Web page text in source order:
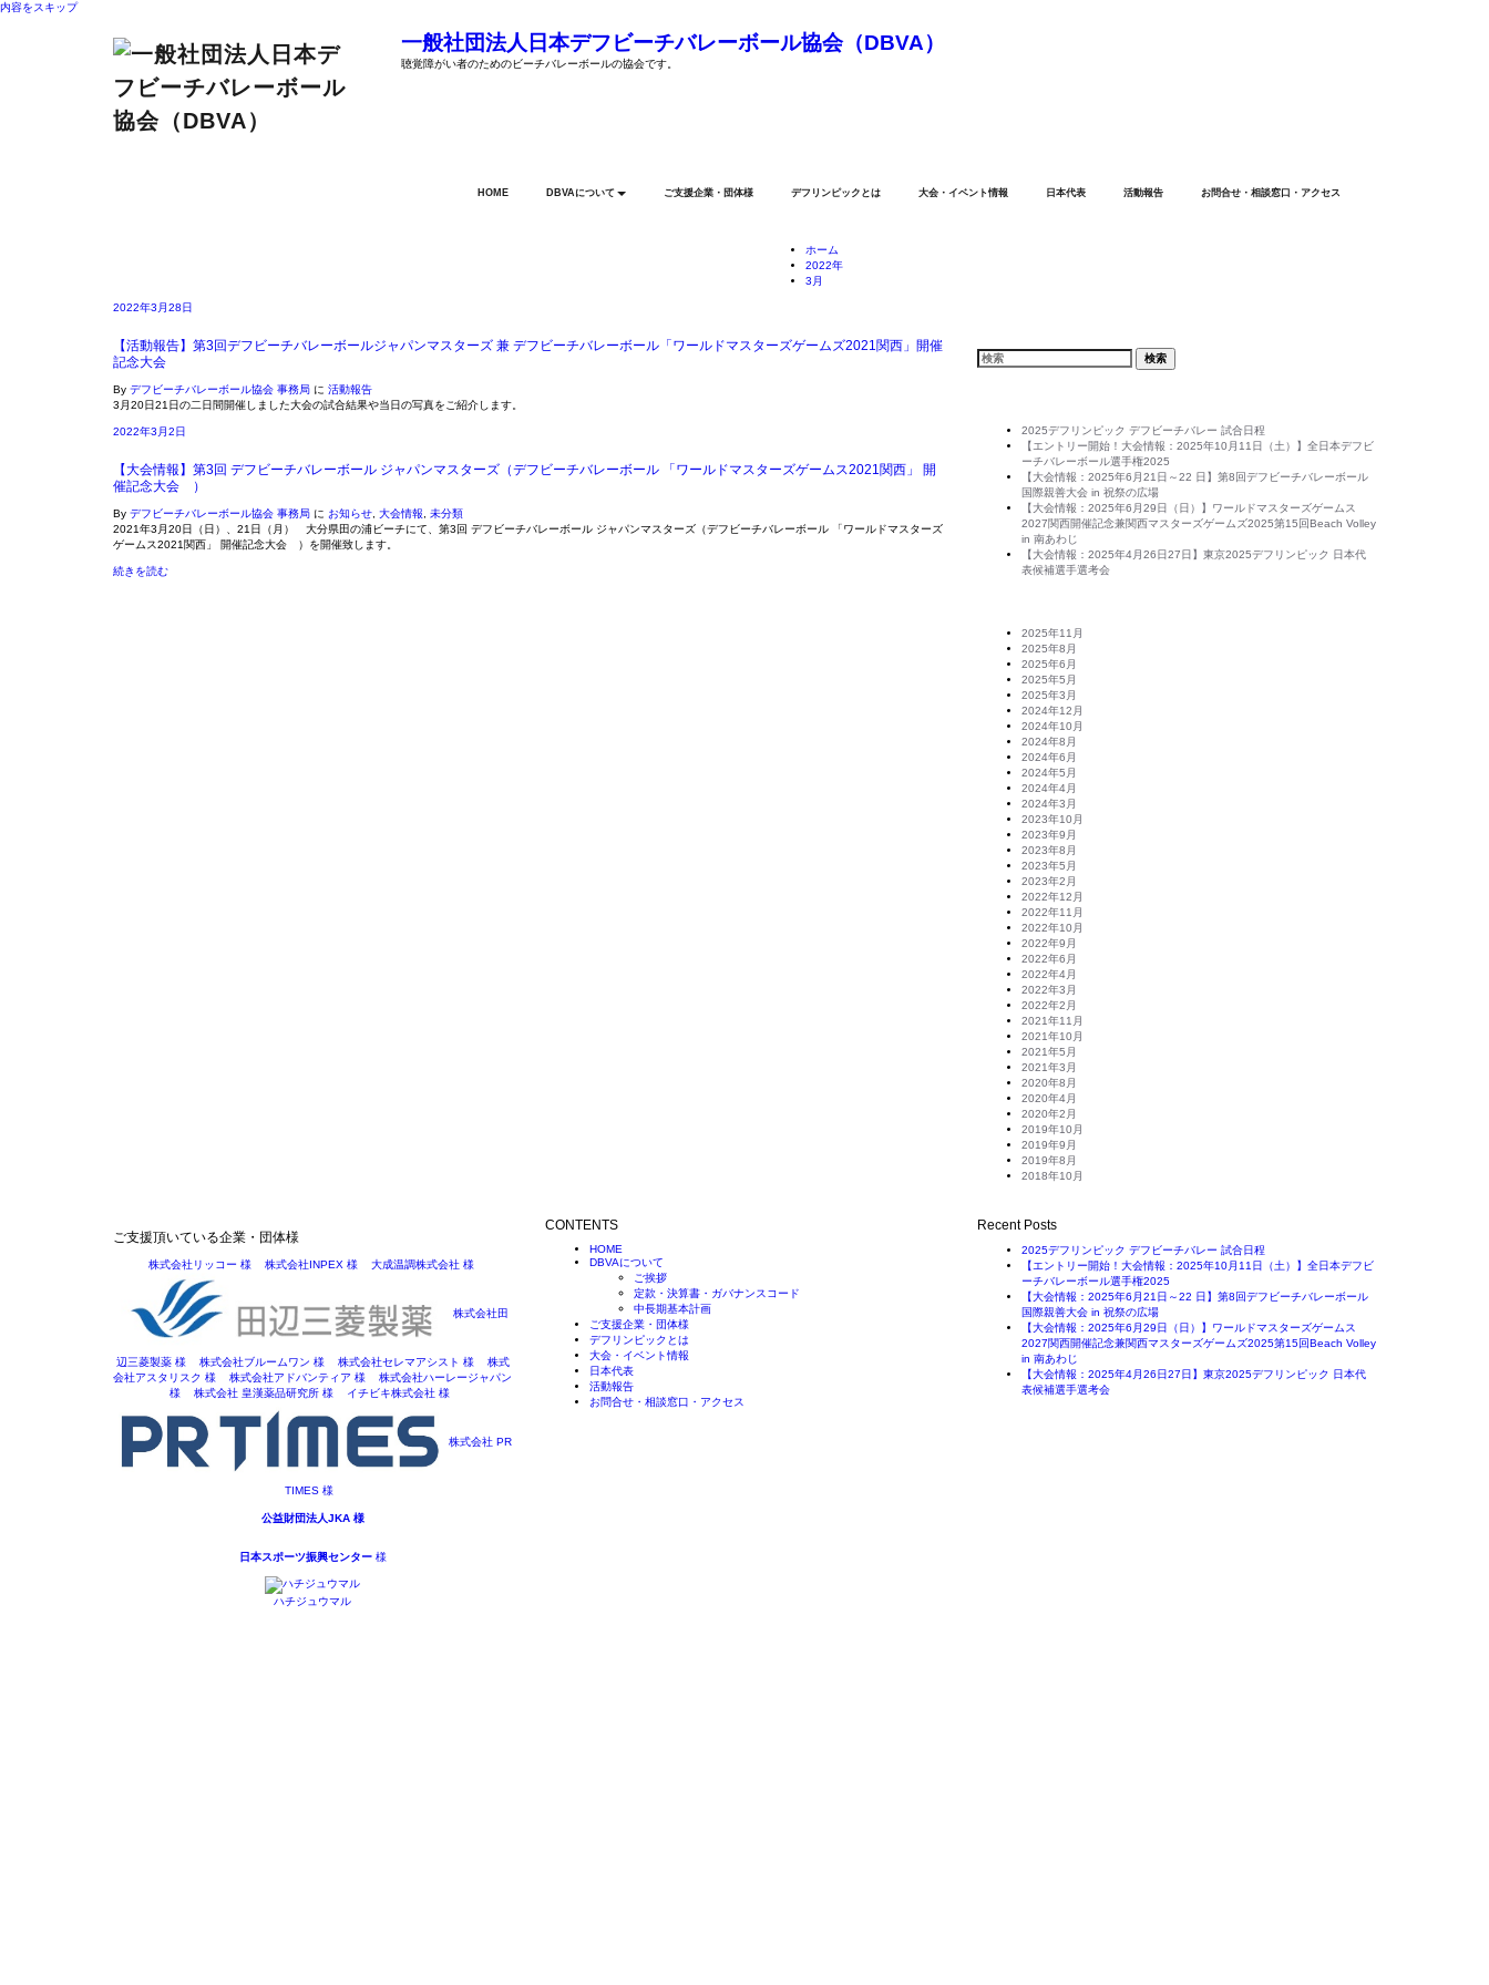
内容をスキップ
一般社団法人日本デフビーチバレーボール協会（DBVA）
聴覚障がい者のためのビーチバレーボールの協会です。
HOME DBVAについて ご支援企業・団体様 デフリンピックとは 大会・イベント情報 日本代表 活動報告 お問合せ・相談窓口・アクセス
ホーム
2022年
3月
2022年3月28日
【活動報告】第3回デフビーチバレーボールジャパンマスターズ 兼 デフビーチバレーボール「ワールドマスターズゲームズ2021関西」開催
記念大会
By デフビーチバレーボール協会 事務局 に 活動報告
3月20日21日の二日間開催しました大会の試合結果や当日の写真をご紹介します。
2022年3月2日
【大会情報】第3回 デフビーチバレーボール ジャパンマスターズ（デフビーチバレーボール 「ワールドマスターズゲームス2021関西」 開
催記念大会 ）
By デフビーチバレーボール協会 事務局 に お知らせ 大会情報
未分類
2021年3月20日（日）、21日（月） 大分県田の浦ビーチにて、第3回 デフビーチバレーボール ジャパンマスターズ（デフビーチバレーボール 「ワールドマスターズ
ゲームス2021関西」 開催記念大会 ）を開催致します。
続きを読む
2025デフリンピック デフビーチバレー 試合日程
【エントリー開始！大会情報：2025年10月11日（土）】全日本デフビ
ーチバレーボール選手権2025
【大会情報：2025年6月21日～22 日】第8回デフビーチバレーボール
国際親善大会 in 祝祭の広場
【大会情報：2025年6月29日（日）】ワールドマスターズゲームス
2027関西開催記念兼関西マスターズゲームズ2025第15回Beach Volley
in 南あわじ
【大会情報：2025年4月26日27日】東京2025デフリンピック 日本代
表候補選手選考会
2025年11月
2025年8月
2025年6月
2025年5月
2025年3月
2024年12月
2024年10月
2024年8月
2024年6月
2024年5月
2024年4月
2024年3月
2023年10月
2023年9月
2023年8月
2023年5月
2023年2月
2022年12月
2022年11月
2022年10月
2022年9月
2022年6月
2022年4月
2022年3月
2022年2月
2021年11月
2021年10月
2021年5月
2021年3月
2020年8月
2020年4月
2020年2月
2019年10月
2019年9月
2019年8月
2018年10月
ご支援頂いている企業・団体様
株式会社リッコー 様 株式会社INPEX 様 大成温調株式会社 様
株式会社田
辺三菱製薬 様 株式会社ブルームワン 様 株式会社セレマアシスト 様
株式
会社アスタリスク 様
株式会社アドバンティア 様
株式会社ハーレージャパン
様
株式会社 皇漢薬品研究所 様 イチビキ株式会社 様
株式会社 PR
TIMES 様
公益財団法人JKA 様
日本スポーツ振興センター様
ハチジュウマル
CONTENTS
HOME
DBVAについて
ご挨拶
定款・決算書・ガバナンスコード
中長期基本計画
ご支援企業・団体様
デフリンピックとは
大会・イベント情報
日本代表
活動報告
お問合せ・相談窓口・アクセス
Recent Posts
2025デフリンピック デフビーチバレー 試合日程
【エントリー開始！大会情報：2025年10月11日（土）】全日本デフビ
ーチバレーボール選手権2025
【大会情報：2025年6月21日～22 日】第8回デフビーチバレーボール
国際親善大会 in 祝祭の広場
【大会情報：2025年6月29日（日）】ワールドマスターズゲームス
2027関西開催記念兼関西マスターズゲームズ2025第15回Beach Volley
in 南あわじ
【大会情報：2025年4月26日27日】東京2025デフリンピック 日本代
表候補選手選考会